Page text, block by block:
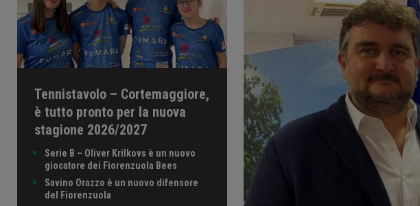
Tennistavolo – Cortemaggiore,
è tutto pronto per la nuova
stagione 2026/2027
Serie B – Oliver Krilkovs è un nuovo
giocatore dei Fiorenzuola Bees
Savino Orazzo è un nuovo difensore
del Fiorenzuola